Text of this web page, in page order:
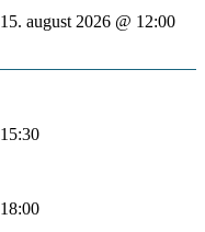
15. august 2026 @ 12:00
15:30
18:00